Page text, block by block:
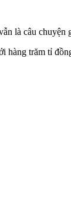
là câu chuyện
hàng trăm tỉ